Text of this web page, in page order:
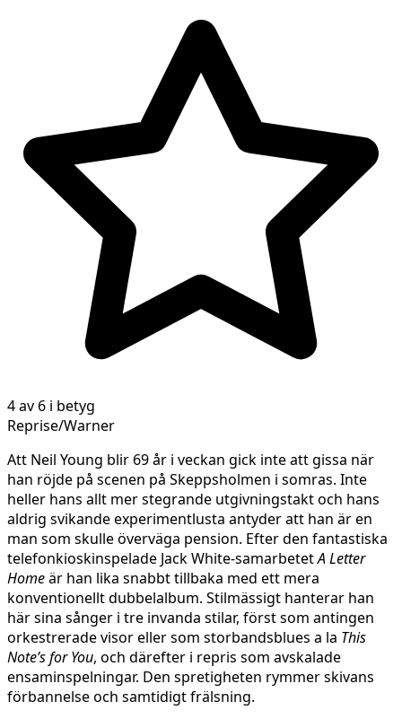
4 av 6 i betyg
Reprise/Warner
Att Neil Young blir 69 år i veckan gick inte att gissa när
han röjde på scenen på Skeppsholmen i somras. Inte
heller hans allt mer stegrande utgivningstakt och hans
aldrig svikande experimentlusta antyder att han är en
man som skulle överväga pension. Efter den fantastiska
telefonkioskinspelade Jack White-samarbetetA Letter
Homeär han lika snabbt tillbaka med ett mera
konventionellt dubbelalbum. Stilmässigt hanterar han
här sina sånger i tre invanda stilar, först som antingen
orkestrerade visor eller som storbandsblues a la This
Note’s for You, och därefter i repris som avskalade
ensaminspelningar. Den spretigheten rymmer skivans
förbannelse och samtidigt frälsning.